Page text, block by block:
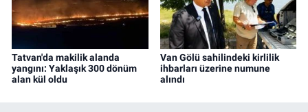
Tatvan'da makilik alanda
yangını: Yaklaşık 300 dönüm
alan kül oldu
Van Gölü sahilindeki kirlilik
ihbarları üzerine numune
alındı